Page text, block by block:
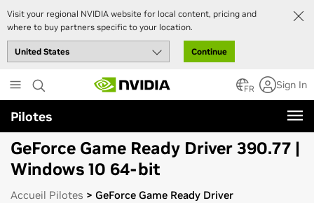
Visit your regional NVIDIA website for local content, pricing and
where to buy partners specific to your location.
Continue
to
main
content
FR Sign In
Pilotes
GeForce Game Ready Driver 390.77 |
Windows 10 64-bit
Accueil Pilotes > GeForce Game Ready Driver